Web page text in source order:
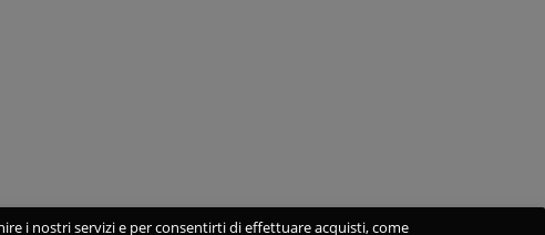
i nostri servizi e per consentirti di effettuare acquisti, come